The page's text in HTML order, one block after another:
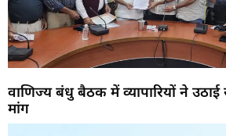
वाणिज्य बंधु बैठक में व्यापारियों ने
मांग